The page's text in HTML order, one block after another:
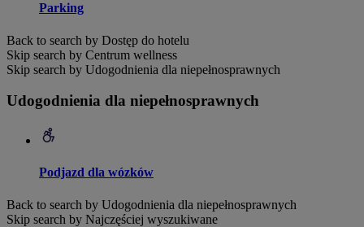
Parking
Back to search by Dostęp do hotelu
Skip search by Centrum wellness
Skip search by Udogodnienia dla niepełnosprawnych
Udogodnienia dla niepełnosprawnych
Podjazd dla wózków
Back to search by Udogodnienia dla niepełnosprawnych
Skip search by Najczęściej wyszukiwane